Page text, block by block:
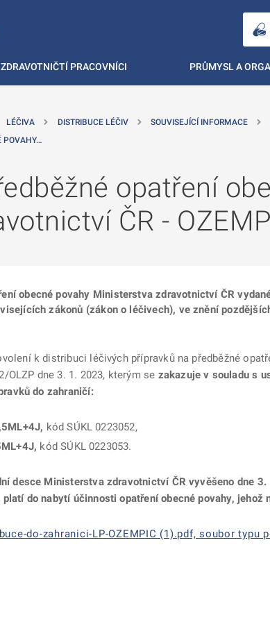
ZDRAVOTNIČTÍ PRACOVNÍCI PRŮMYSL A
LÉČIVA DISTRIBUCE LÉČIV SOUVISEJÍCÍ INFORMACE
POVAHY…
opatření
ČR -
obecné povahy Ministerstva zdravotnictví ČR
zákonů (zákon o léčivech), ve znění
k distribuci léčivých přípravků na předběžné
OLZP dne 3. 1. 2023, kterým se zakazuje v souladu s
do zahraničí:
kód SÚKL 0223052,
kód SÚKL 0223053.
desce Ministerstva zdravotnictví ČR vyvěšeno dne
do nabytí účinnosti opatření obecné povahy,
do-zahranici-LP-OZEMPIC (1).pdf, soubor typu